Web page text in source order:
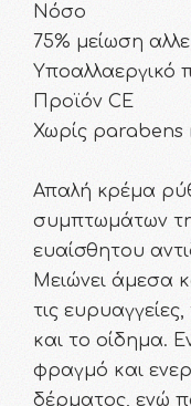
Νόσο
75% μείωση
Υποαλλαεργικό
Προϊόν CE
Χωρίς parabens
Απαλή κρέμα
συμπτωμάτων
ευαίσθητου
Μειώνει άμεσα
τις
και το οίδημα.
φραγμό και
δέρματος, ενώ